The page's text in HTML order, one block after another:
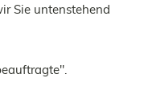
Sie untenstehend